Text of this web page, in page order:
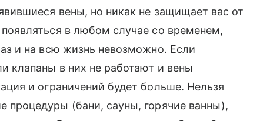
вены, но никак не защищает вас от
в любом случае со временем,
и на всю жизнь невозможно. Если
клапаны в них не работают и вены
и ограничений будет больше. Нельзя
процедуры (бани, сауны, горячие ванны),